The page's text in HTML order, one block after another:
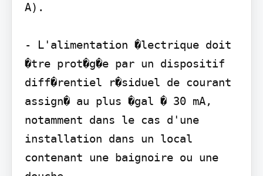
A).
- L'alimentation �lectrique doit
�tre prot�g�e par un dispositif
diff�rentiel r�siduel de courant
assign� au plus �gal � 30 mA,
notamment dans le cas d'une
installation dans un local
contenant une baignoire ou une